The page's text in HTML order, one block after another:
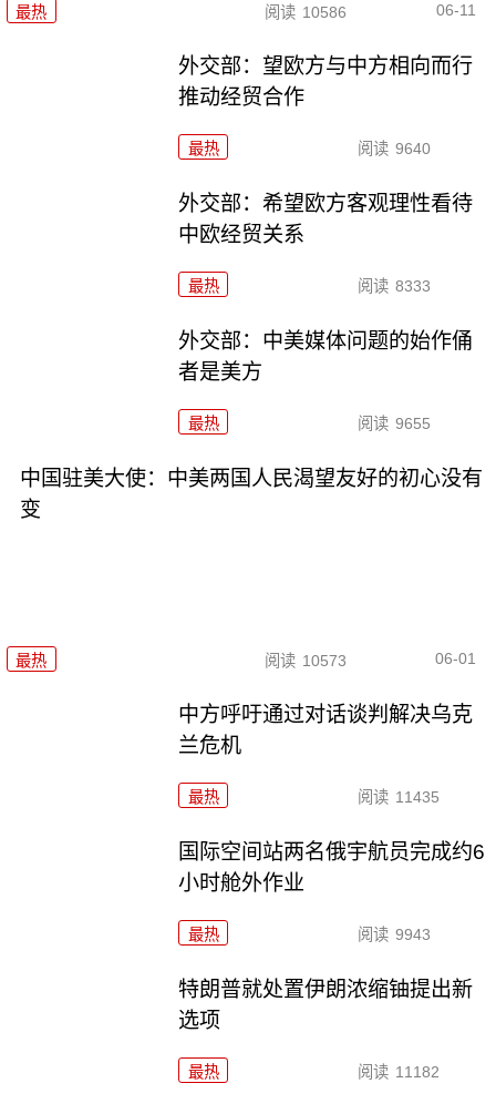
最热 阅读 10586 06-11
外交部：望欧方与中方相向而行
推动经贸合作
最热 阅读 9640
外交部：希望欧方客观理性看待
中欧经贸关系
最热 阅读 8333
外交部：中美媒体问题的始作俑
者是美方
最热 阅读 9655
中国驻美大使：中美两国人民渴望友好的初心没有
变
最热 阅读 10573 06-01
中方呼吁通过对话谈判解决乌克
兰危机
最热 阅读 11435
国际空间站两名俄宇航员完成约6
小时舱外作业
最热 阅读 9943
特朗普就处置伊朗浓缩铀提出新
选项
最热 阅读 11182